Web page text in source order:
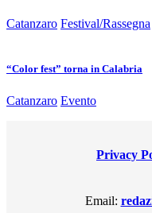
Catanzaro Festival/Rassegna
“Color fest” torna in Calabria
Catanzaro Evento
Privacy
Email: